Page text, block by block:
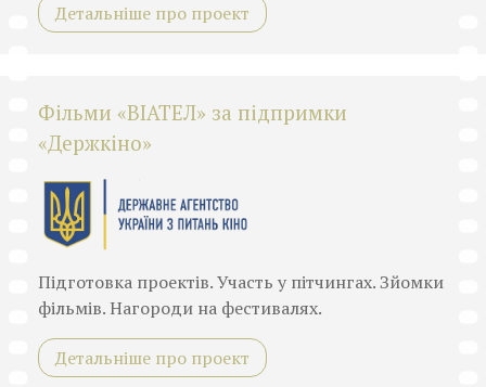
Детальніше про проект
Фільми «ВІАТЕЛ» за підпримки
«Держкіно»
Підготовка проектів. Участь у пітчингах. Зйомки
фільмів. Нагороди на фестивалях.
Детальніше про проект